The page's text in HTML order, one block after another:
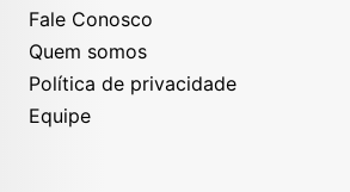
Fale Conosco
Quem somos
Política de privacidade
Equipe